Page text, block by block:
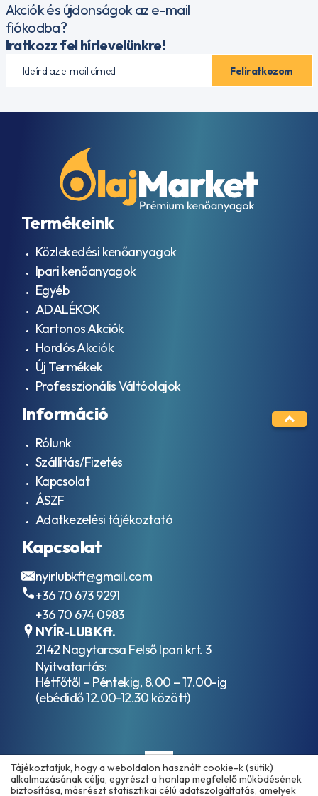
Akciók és újdonságok az e-mail
fiókodba?
Iratkozz fel hírlevelünkre!
Termékeink
Közlekedési kenőanyagok
Ipari kenőanyagok
Egyéb
ADALÉKOK
Kartonos Akciók
Hordós Akciók
Új Termékek
Professzionális Váltóolajok
Információ
Rólunk
Szállítás/Fizetés
Kapcsolat
ÁSZF
Adatkezelési tájékoztató
Kapcsolat
nyirlubkft@gmail.com
+36 70 673 9291
+36 70 674 0983
NYÍR-LUB Kft.
2142 Nagytarcsa Felső Ipari krt. 3
Nyitvatartás:
Hétfőtől – Péntekig, 8.00 – 17.00-ig
(ebédidő 12.00-12.30 között)
Tájékoztatjuk, hogy a weboldalon használt cookie-k (sütik)
alkalmazásának célja, egyrészt a honlap megfelelő működésének
biztosítása, másrészt statisztikai célú adatszolgáltatás, amelyek